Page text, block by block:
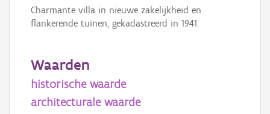
Charmante villa in nieuwe zakelijkheid en
flankerende tuinen, gekadastreerd in 1941.
Waarden
historische waarde
architecturale waarde